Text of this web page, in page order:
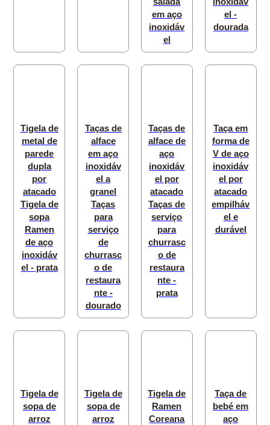
em aço
inoxidáv
el
el -
dourada
Tigela de
metal de
parede
dupla
por
atacado
Tigela de
sopa
Ramen
de aço
inoxidáv
el - prata
Taças de
alface
em aço
inoxidáv
el a
granel
Taças
para
serviço
de
churrasc
o de
restaura
nte -
dourado
Taças de
alface de
aço
inoxidáv
el por
atacado
Taças de
serviço
para
churrasc
o de
restaura
nte -
prata
Taça em
forma de
V de aço
inoxidáv
el por
atacado
empilháv
el e
durável
Tigela de
sopa de
arroz
Tigela de
sopa de
arroz
Tigela de
Ramen
Coreana
Taça de
bebé em
aço